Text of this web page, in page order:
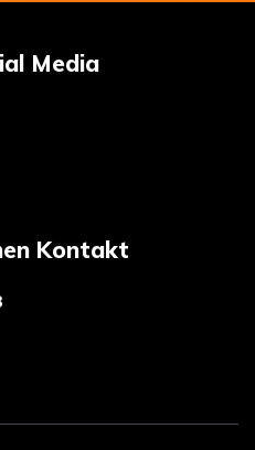
Media
Kontakt